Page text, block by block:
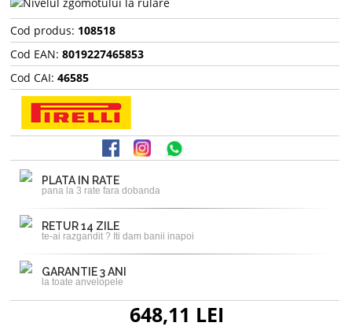
Cod produs: 108518
Cod EAN: 8019227465853
Cod CAI: 46585
PLATA IN RATE
pana la 3 rate fara dobanda
RETUR 14 ZILE
te-ai razgandit ? Iti dam banii inapoi
GARANTIE 3 ANI
la toate anvelopele
648,11 LEI